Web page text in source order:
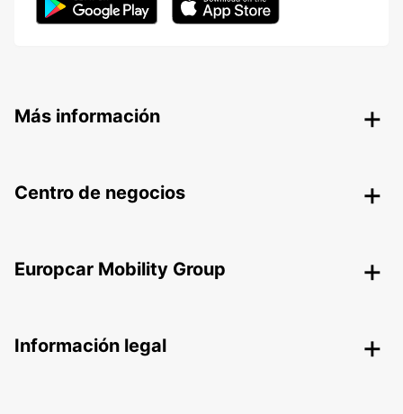
Más información
Centro de negocios
Europcar Mobility Group
Información legal